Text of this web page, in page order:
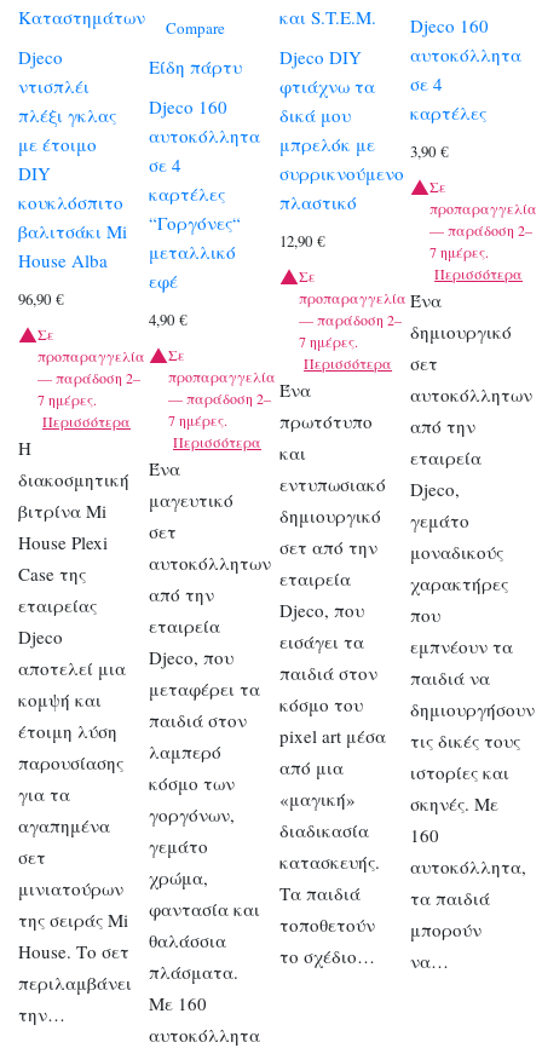
Καταστημάτων
Djeco
ντισπλέι
πλέξι γκλας
με έτοιμο
DIY
κουκλόσπιτο
βαλιτσάκι Mi
House Alba
96,90 €
Σε
προπαραγγελία
— παράδοση 2–
7 ημέρες.
Περισσότερα
Η
διακοσμητική
βιτρίνα Mi
House Plexi
Case της
εταιρείας
Djeco
αποτελεί μια
κομψή και
έτοιμη λύση
παρουσίασης
για τα
αγαπημένα
σετ
μινιατούρων
της σειράς Mi
House. Το σετ
περιλαμβάνει
την…
Compare
Είδη πάρτυ
Djeco 160
αυτοκόλλητα
σε 4
καρτέλες
“Γοργόνες“
μεταλλικό
εφέ
4,90€
Σε
προπαραγγελία
— παράδοση 2–
7 ημέρες.
Περισσότερα
Ένα
μαγευτικό
σετ
αυτοκόλλητων
από την
εταιρεία
Djeco, που
μεταφέρει τα
παιδιά στον
λαμπερό
κόσμο των
γοργόνων,
γεμάτο
χρώμα,
φαντασία και
θαλάσσια
πλάσματα.
Με 160
αυτοκόλλητα
και S.T.E.M.
Djeco DIY
φτιάχνω τα
δικά μου
μπρελόκ με
συρρικνούμενο
πλαστικό
12,90€
Σε
προπαραγγελία
— παράδοση 2–
7 ημέρες.
Περισσότερα
Ένα
πρωτότυπο
και
εντυπωσιακό
δημιουργικό
σετ από την
εταιρεία
Djeco, που
εισάγει τα
παιδιά στον
κόσμο του
pixel art μέσα
από μια
«μαγική»
διαδικασία
κατασκευής.
Τα παιδιά
τοποθετούν
το σχέδιο…
Djeco 160
αυτοκόλλητα
σε 4
καρτέλες
3,90€
Σε
προπαραγγελία
— παράδοση 2–
7 ημέρες.
Περισσότερα
Ένα
δημιουργικό
σετ
αυτοκόλλητων
από την
εταιρεία
Djeco,
γεμάτο
μοναδικούς
χαρακτήρες
που
εμπνέουν τα
παιδιά να
δημιουργήσουν
τις δικές τους
ιστορίες και
σκηνές. Με
160
αυτοκόλλητα,
τα παιδιά
μπορούν
να…